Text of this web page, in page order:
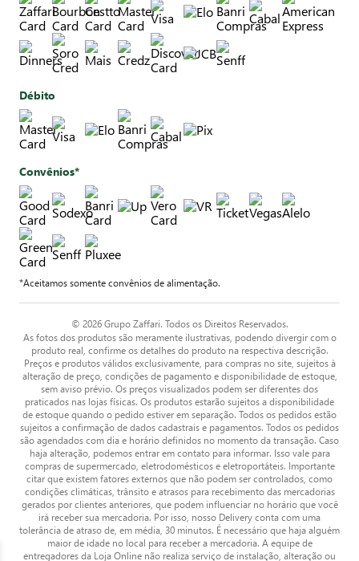
Débito
Convênios*
*Aceitamos somente convênios de alimentação.
© 2026 Grupo Zaffari. Todos os Direitos Reservados.
As fotos dos produtos são meramente ilustrativas, podendo divergir com o
produto real, confirme os detalhes do produto na respectiva descrição.
Preços e produtos válidos exclusivamente, para compras no site, sujeitos à
alteração de preço, condições de pagamento e disponibilidade de estoque,
sem aviso prévio. Os preços visualizados podem ser diferentes dos
praticados nas lojas físicas. Os produtos estarão sujeitos a disponibilidade
de estoque quando o pedido estiver em separação. Todos os pedidos estão
sujeitos a confirmação de dados cadastrais e pagamentos. Todos os pedidos
são agendados com dia e horário definidos no momento da transação. Caso
haja alteração, podemos entrar em contato para informar. Isso vale para
compras de supermercado, eletrodomésticos e eletroportáteis. Importante
citar que existem fatores externos que não podem ser controlados, como
condições climáticas, trânsito e atrasos para recebimento das mercadorias
gerados por clientes anteriores, que podem influenciar no horário que você
irá receber sua mercadoria. Por isso, nosso Delivery conta com uma
tolerância de atraso de, em média, 30 minutos. É necessário que haja alguém
maior de idade no local para receber a mercadoria. A equipe de
entregadores da Loja Online não realiza serviço de instalação, alteração ou